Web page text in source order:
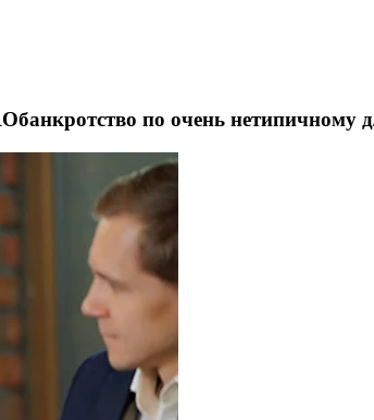
по очень нетипичному